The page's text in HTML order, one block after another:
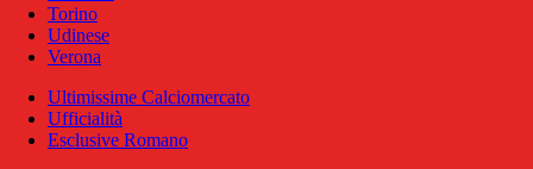
Torino
Udinese
Verona
Ultimissime Calciomercato
Ufficialità
Esclusive Romano